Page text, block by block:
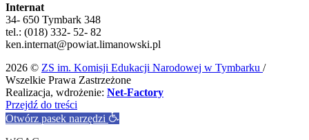
Internat
34- 650 Tymbark 348
tel.: (018) 332- 52- 82
ken.internat@powiat.limanowski.pl
2026 © ZS im. Komisji Edukacji Narodowej w Tymbarku /
Wszelkie Prawa Zastrzeżone
Realizacja, wdrożenie: Net-Factory
Przejdź do treści
Otwórz pasek narzędzi